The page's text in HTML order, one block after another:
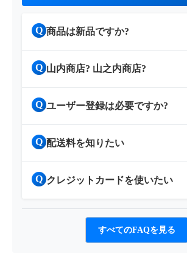
Q 商品は新品ですか?
Q 山内商店? 山之内商店?
Q ユーザー登録は必要ですか?
Q 配送料を知りたい
Q クレジットカードを使いたい
すべてのFAQを見る